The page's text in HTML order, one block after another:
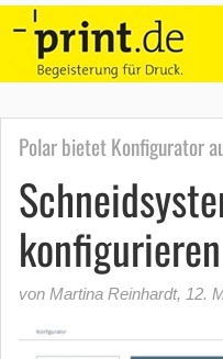
Polar bietet Konfigurator
konfigurieren
von Martina Reinhardt, 12.